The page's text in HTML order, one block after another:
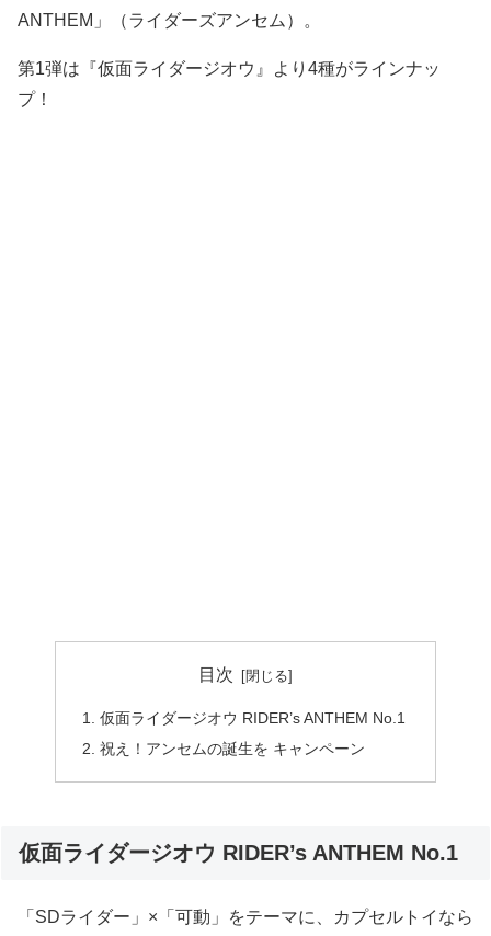
ANTHEM」（ライダーズアンセム）。
第1弾は『仮面ライダージオウ』より4種がラインナッ
プ！
目次
仮面ライダージオウ RIDER’s ANTHEM No.1
祝え！アンセムの誕生を キャンペーン
仮面ライダージオウ RIDER’s ANTHEM No.1
「SDライダー」×「可動」をテーマに、カプセルトイなら